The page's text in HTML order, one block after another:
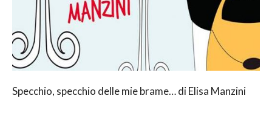
Specchio, specchio delle mie brame… di Elisa Manzini